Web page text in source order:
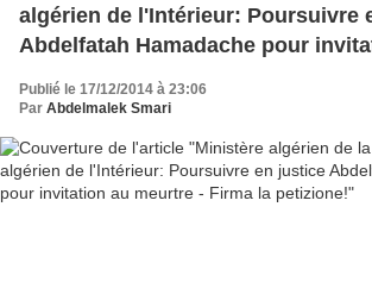
algérien de l'Intérieur: Poursuivre
Abdelfatah Hamadache pour
Publié le 17/12/2014 à 23:06
Par Abdelmalek Smari